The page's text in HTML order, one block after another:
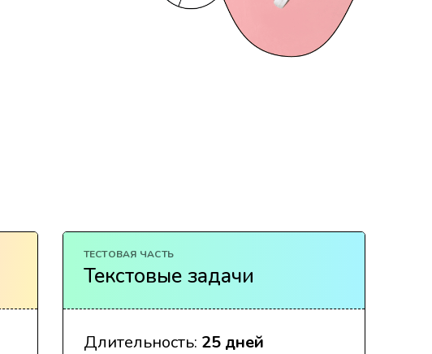
ТЕСТОВАЯ ЧАСТЬ
Текстовые задачи
Длительность: 25 дней